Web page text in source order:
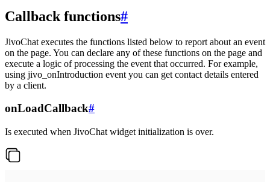
Callback functions#
JivoChat executes the functions listed below to report about an event
on the page. You can declare any of these functions on the page and
execute a logic of processing the event that occurred. For example,
using jivo_onIntroduction event you can get contact details entered
by a client.
onLoadCallback#
Is executed when JivoChat widget initialization is over.